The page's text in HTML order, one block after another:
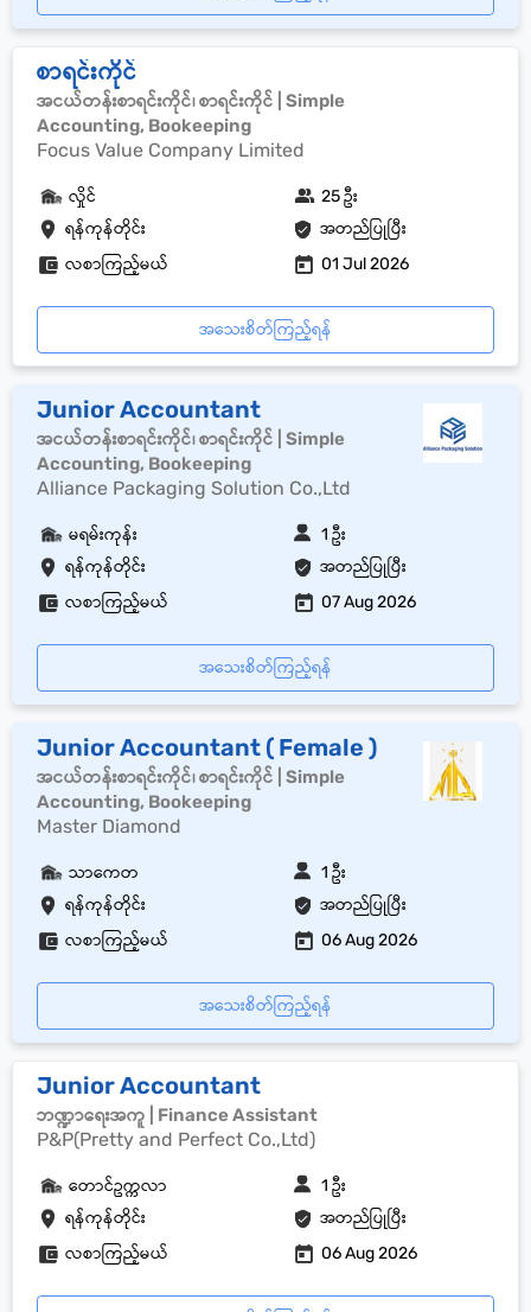
စာရင်းကိုင်
အငယ်တန်းစာရင်းကိုင်၊ စာရင်းကိုင် | Simple
Accounting, Bookeeping
Focus Value Company Limited
ရန်ကုန်တိုင်း အတည်ပြုပြီး
လှိုင် 25 ဦး
လစာကြည့်မယ် 01 Jul 2026
အသေးစိတ်ကြည့်ရန်
Junior Accountant
အငယ်တန်းစာရင်းကိုင်၊ စာရင်းကိုင် | Simple
Accounting, Bookeeping
Alliance Packaging Solution Co.,Ltd
ရန်ကုန်တိုင်း အတည်ပြုပြီး
မရမ်းကုန်း 1 ဦး
လစာကြည့်မယ် 07 Aug 2026
အသေးစိတ်ကြည့်ရန်
Junior Accountant ( Female )
အငယ်တန်းစာရင်းကိုင်၊ စာရင်းကိုင် | Simple
Accounting, Bookeeping
Master Diamond
ရန်ကုန်တိုင်း အတည်ပြုပြီး
သာကေတ 1 ဦး
လစာကြည့်မယ် 06 Aug 2026
အသေးစိတ်ကြည့်ရန်
Junior Accountant
ဘဏ္ဍာရေးအကူ | Finance Assistant
P&P(Pretty and Perfect Co.,Ltd)
ရန်ကုန်တိုင်း အတည်ပြုပြီး
တောင်ဥက္ကလာ 1 ဦး
လစာကြည့်မယ် 06 Aug 2026